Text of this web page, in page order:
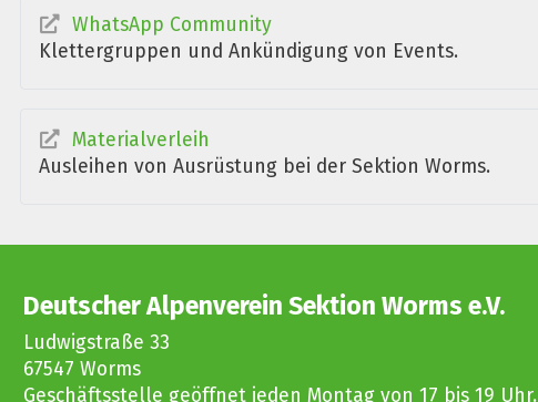
WhatsApp Community
Klettergruppen und Ankündigung von Events.
Materialverleih
Ausleihen von Ausrüstung bei der Sektion Worms.
Deutscher Alpenverein Sektion Worms e.V.
Ludwigstraße 33
67547 Worms
Geschäftsstelle geöffnet jeden Montag von 17 bis 19 Uhr.